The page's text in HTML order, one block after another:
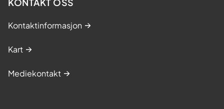
Kontaktinformasjon
Kart
Mediekontakt